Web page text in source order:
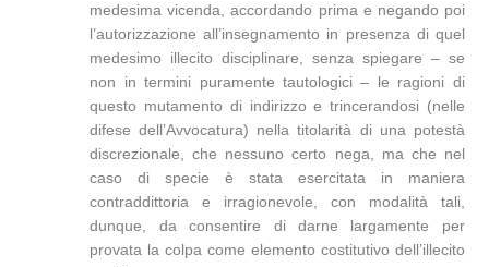
medesima vicenda, accordando prima e negando poi
l’autorizzazione all’insegnamento in presenza di quel
medesimo illecito disciplinare, senza spiegare – se
non in termini puramente tautologici – le ragioni di
questo mutamento di indirizzo e trincerandosi (nelle
difese dell’Avvocatura) nella titolarità di una potestà
discrezionale, che nessuno certo nega, ma che nel
caso di specie è stata esercitata in maniera
contraddittoria e irragionevole, con modalità tali,
dunque, da consentire di darne largamente per
provata la colpa come elemento costitutivo dell’illecito